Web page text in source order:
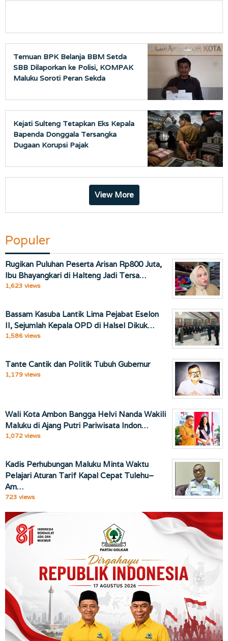
Temuan BPK Belanja BBM Setda
SBB Dilaporkan ke Polisi, KOMPAK
Maluku Soroti Peran Sekda
Kejati Sulteng Tetapkan Eks Kepala
Bapenda Donggala Tersangka
Dugaan Korupsi Pajak
View More
Populer
Rugikan Puluhan Peserta Arisan Rp800 Juta,
Ibu Bhayangkari di Halteng Jadi Tersa…
1,623 views
Bassam Kasuba Lantik Lima Pejabat Eselon
II, Sejumlah Kepala OPD di Halsel Dikuk…
1,586 views
Tante Cantik dan Politik Tubuh Gubernur
1,179 views
Wali Kota Ambon Bangga Helvi Nanda Wakili
Maluku di Ajang Putri Pariwisata Indon…
1,072 views
Kadis Perhubungan Maluku Minta Waktu
Pelajari Aturan Tarif Kapal Cepat Tulehu–
Am…
723 views